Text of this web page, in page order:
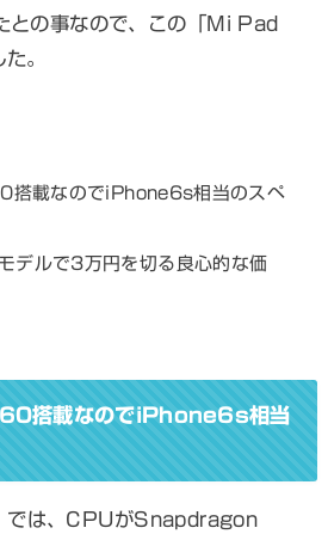
との事なので、この「Mi Pad
。
載なのでiPhone6s相当のスペ
デルで3万円を切る良心的な価
搭載なのでiPhone6s相当
では、CPUがSnapdragon